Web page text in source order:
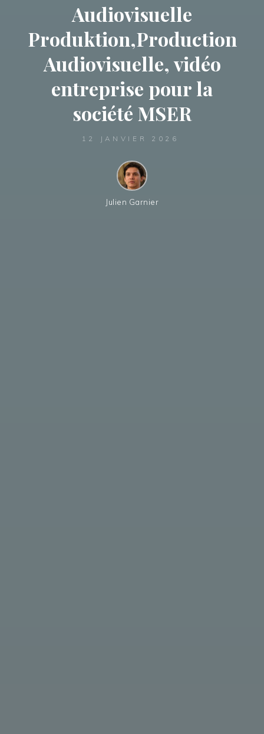
Audiovisuelle
Produktion,Production
Audiovisuelle, vidéo
entreprise pour la
société MSER
12 JANVIER 2026
Julien Garnier